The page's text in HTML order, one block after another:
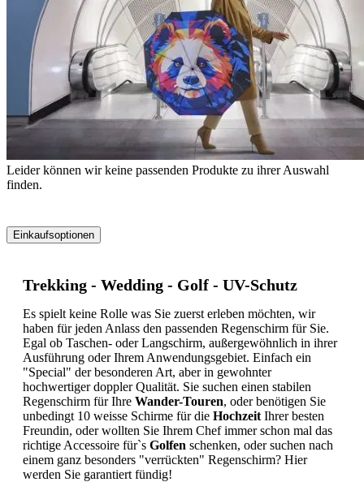
Einkaufsoptionen
Produktliste
springen
Leider können wir keine passenden Produkte zu ihrer Auswahl
finden.
Trekking - Wedding - Golf - UV-Schutz
Es spielt keine Rolle was Sie zuerst erleben möchten, wir
haben für jeden Anlass den passenden Regenschirm für Sie.
Egal ob Taschen- oder Langschirm, außergewöhnlich in ihrer
Ausführung oder Ihrem Anwendungsgebiet. Einfach ein
"Special" der besonderen Art, aber in gewohnter
hochwertiger doppler Qualität. Sie suchen einen stabilen
Regenschirm für Ihre Wander-Touren, oder benötigen Sie
unbedingt 10 weisse Schirme für die Hochzeit Ihrer besten
Freundin, oder wollten Sie Ihrem Chef immer schon mal das
richtige Accessoire für`s Golfen schenken, oder suchen nach
einem ganz besonders "verrückten" Regenschirm? Hier
werden Sie garantiert fündig!